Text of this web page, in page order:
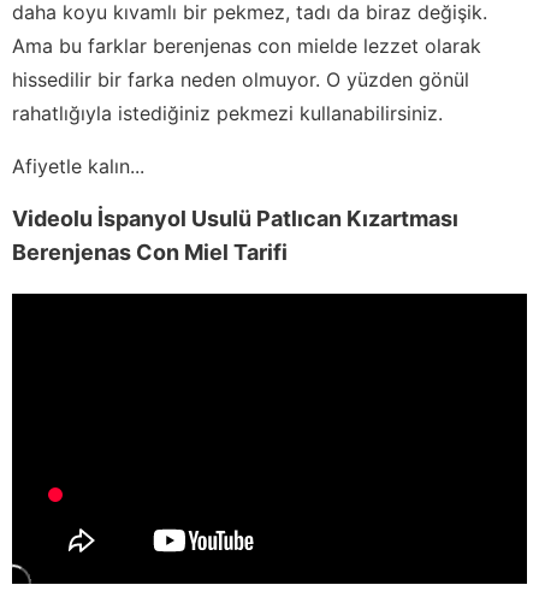
daha koyu kıvamlı bir pekmez, tadı da biraz değişik.
Ama bu farklar berenjenas con mielde lezzet olarak
hissedilir bir farka neden olmuyor. O yüzden gönül
rahatlığıyla istediğiniz pekmezi kullanabilirsiniz.
Afiyetle kalın...
Videolu İspanyol Usulü Patlıcan Kızartması
Berenjenas Con Miel Tarifi